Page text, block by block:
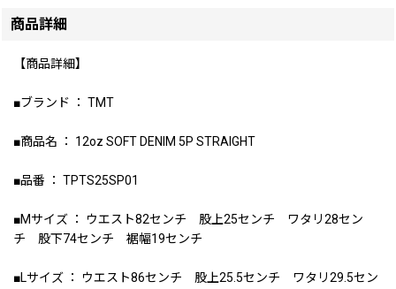
商品詳細
【商品詳細】
■ブランド ： TMT
■商品名 ： 12oz SOFT DENIM 5P STRAIGHT
■品番 ： TPTS25SP01
■Mサイズ ： ウエスト82センチ 股上25センチ ワタリ28セン
チ 股下74センチ 裾幅19センチ
■Lサイズ ： ウエスト86センチ 股上25.5センチ ワタリ29.5セン